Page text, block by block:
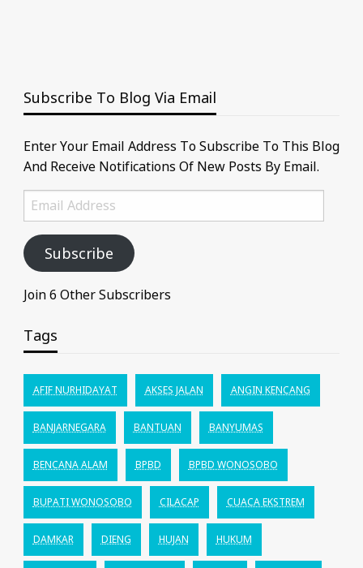
Subscribe To Blog Via Email
Enter Your Email Address To Subscribe To This Blog
And Receive Notifications Of New Posts By Email.
Email
Address
Subscribe
Join 6 Other Subscribers
Tags
AFIF NURHIDAYAT AKSES JALAN ANGIN KENCANG
BANJARNEGARA BANTUAN BANYUMAS
BENCANA ALAM BPBD BPBD WONOSOBO
BUPATI WONOSOBO CILACAP CUACA EKSTREM
DAMKAR DIENG HUJAN HUKUM